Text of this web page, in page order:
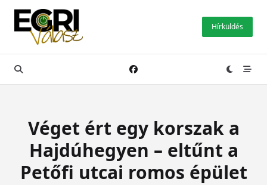
Skip
content
Hírküldés
Véget ért egy korszak a
Hajdúhegyen – eltűnt a
Petőfi utcai romos épület